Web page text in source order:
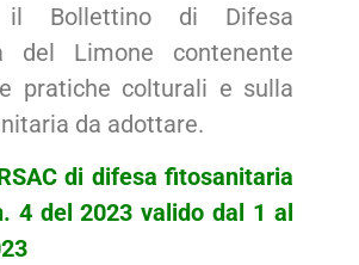
il Bollettino di Difesa
del Limone contenente
pratiche colturali e sulla
da adottare.
di difesa fitosanitaria
4 del 2023 valido dal 1 al